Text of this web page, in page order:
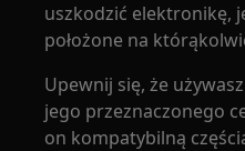
uszkodzić elektronikę,
położone na
Upewnij się, że
jego przeznaczonego
on kompatybilną